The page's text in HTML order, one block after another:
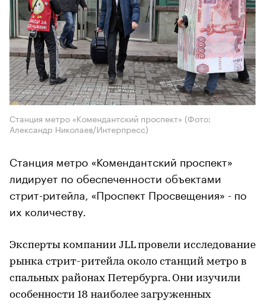
Станция метро «Комендантский проспект» (Фото:
Александр Николаев/Интерпресс)
Станция метро «Комендантский проспект»
лидирует по обеспеченности объектами
стрит-ритейла, «Проспект Просвещения» - по
их количеству.
Эксперты компании JLL провели исследование
рынка стрит-ритейла около станций метро в
спальных районах Петербурга. Они изучили
особенности 18 наиболее загруженных